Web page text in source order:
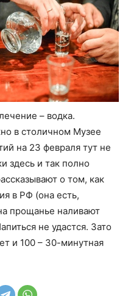
– водка.
в столичном Музее
на 23 февраля тут не
здесь и так полно
о том, как
в РФ (она есть,
прощанье наливают
не удастся. Зато
и 100 – 30-минутная